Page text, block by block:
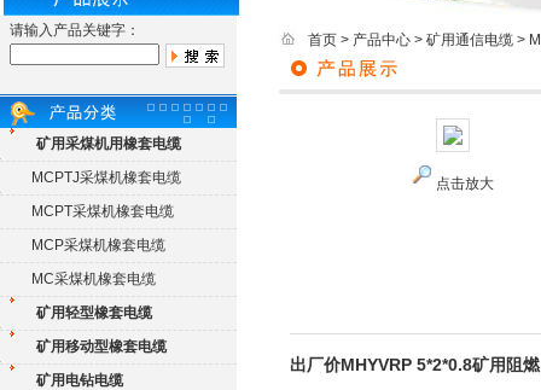
请输入产品关键字：
矿用采煤机用橡套电缆
MCPTJ采煤机橡套电缆
MCPT采煤机橡套电缆
MCP采煤机橡套电缆
MC采煤机橡套电缆
矿用轻型橡套电缆
矿用移动型橡套电缆
矿用电钻电缆
首页 > 产品中心 > 矿用通信电缆 >
点击放大
出厂价MHYVRP 5*2*0.8矿用阻